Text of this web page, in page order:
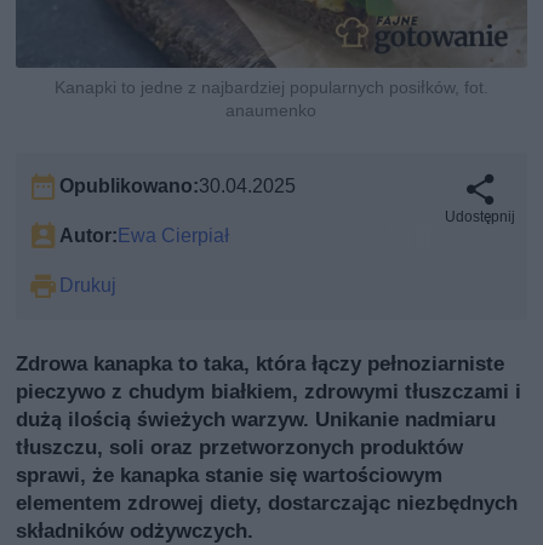
Kanapki to jedne z najbardziej popularnych posiłków, fot.
anaumenko
Opublikowano:30.04.2025
Autor: Ewa Cierpiał
Drukuj
Udostępnij
Zdrowa kanapka to taka, która łączy pełnoziarniste
pieczywo z chudym białkiem, zdrowymi tłuszczami i
dużą ilością świeżych warzyw. Unikanie nadmiaru
tłuszczu, soli oraz przetworzonych produktów
sprawi, że kanapka stanie się wartościowym
elementem zdrowej diety, dostarczając niezbędnych
składników odżywczych.